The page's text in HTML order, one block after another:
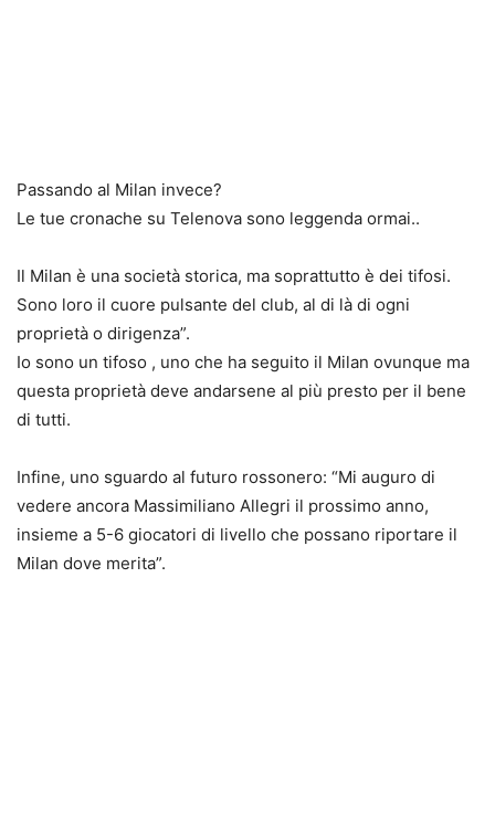
Passando al Milan invece?
Le tue cronache su Telenova sono leggenda ormai..
Il Milan è una società storica, ma soprattutto è dei tifosi.
Sono loro il cuore pulsante del club, al di là di ogni
proprietà o dirigenza”.
Io sono un tifoso , uno che ha seguito il Milan ovunque ma
questa proprietà deve andarsene al più presto per il bene
di tutti.
Infine, uno sguardo al futuro rossonero: “Mi auguro di
vedere ancora Massimiliano Allegri il prossimo anno,
insieme a 5-6 giocatori di livello che possano riportare il
Milan dove merita”.